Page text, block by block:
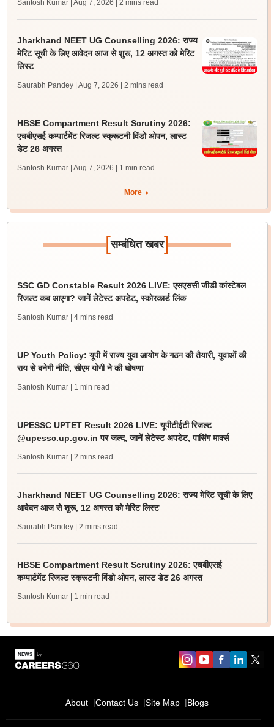
Santosh Kumar | Aug 7, 2026 | 2 mins read
Jharkhand NEET UG Counselling 2026: राज्य
मेरिट सूची के लिए आवेदन आज से शुरू, 12 अगस्त को मेरिट
लिस्ट
Saurabh Pandey | Aug 7, 2026 | 2 mins read
HBSE Compartment Result Scrutiny 2026:
एचबीएसई कम्पार्टमेंट रिजल्ट स्क्रूटनी विंडो ओपन, लास्ट
डेट 26 अगस्त
Santosh Kumar | Aug 7, 2026 | 1 min read
More
[सम्बंधित खबर]
SSC GD Constable Result 2026 LIVE: एसएससी जीडी कांस्टेबल
रिजल्ट कब आएगा? जानें लेटेस्ट अपडेट, स्कोरकार्ड लिंक
Santosh Kumar | 4 mins read
UP Youth Policy: यूपी में राज्य युवा आयोग के गठन की तैयारी, युवाओं की
राय से बनेगी नीति, सीएम योगी ने की घोषणा
Santosh Kumar | 1 min read
UPESSC UPTET Result 2026 LIVE: यूपीटीईटी रिजल्ट
@upessc.up.gov.in पर जल्द, जानें लेटेस्ट अपडेट, पासिंग मार्क्स
Santosh Kumar | 2 mins read
Jharkhand NEET UG Counselling 2026: राज्य मेरिट सूची के लिए
आवेदन आज से शुरू, 12 अगस्त को मेरिट लिस्ट
Saurabh Pandey | 2 mins read
HBSE Compartment Result Scrutiny 2026: एचबीएसई
कम्पार्टमेंट रिजल्ट स्क्रूटनी विंडो ओपन, लास्ट डेट 26 अगस्त
Santosh Kumar | 1 min read
About Contact Us Site Map Blogs